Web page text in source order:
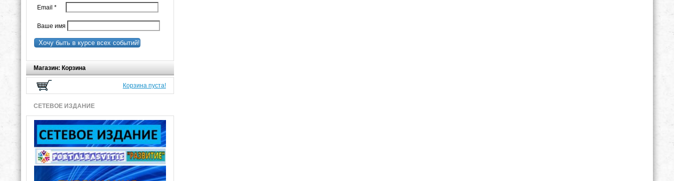
Email *
Ваше имя
Хочу быть в курсе всех событий!
Магазин: Корзина
Корзина пуста!
СЕТЕВОЕ ИЗДАНИЕ